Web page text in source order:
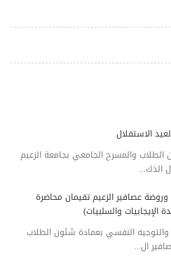
والمسرح الجامعي بجامعة الزعيم
الذك...
عصافير الزعيم تقيمان محاضرة
الإيجابيات والسلبيات)
النفسي بعمادة شئون الطلاب
ال...